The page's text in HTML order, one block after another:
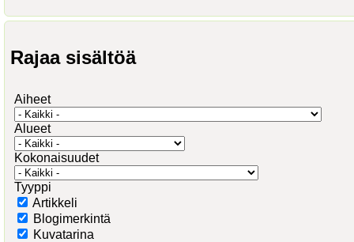
Rajaa sisältöä
Aiheet
Alueet
Kokonaisuudet
Tyyppi
Artikkeli
Blogimerkintä
Kuvatarina